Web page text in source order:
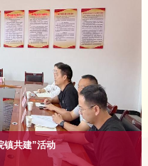
镇共建”活动